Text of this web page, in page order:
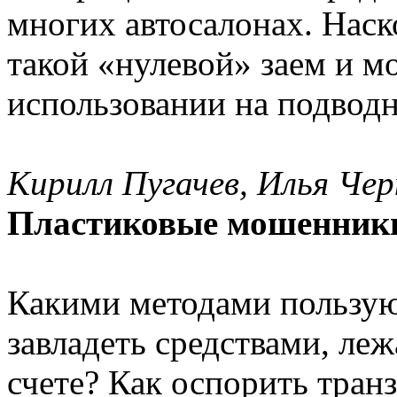
многих автосалонах.
такой «нулевой» заем и
использовании на
Кирилл Пугачев, Илья
Пластиковые
Какими методами
завладеть средствами,
счете? Как оспорить